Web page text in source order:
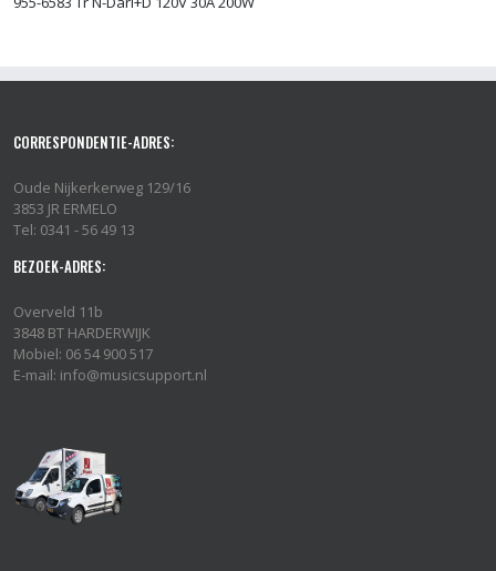
CORRESPONDENTIE-ADRES:
Oude Nijkerkerweg 129/16
3853 JR ERMELO
Tel: 0341 - 56 49 13
BEZOEK-ADRES:
Overveld 11b
3848 BT HARDERWIJK
Mobiel: 06 54 900 517
E-mail: info@musicsupport.nl